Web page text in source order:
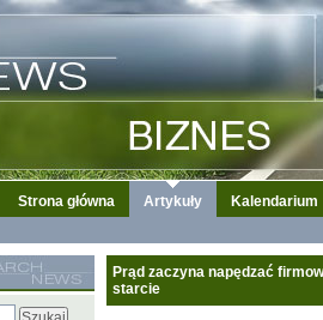
Strona główna Artykuły Kalendarium
Prąd zaczyna napędzać
starcie